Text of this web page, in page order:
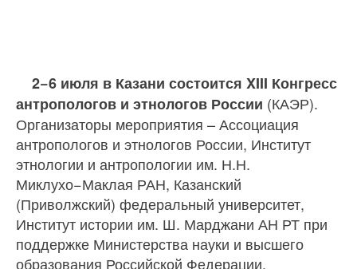
2−6 июля в Казани состоится XIII Конгресс
антропологов и этнологов России (КАЭР).
Организаторы мероприятия – Ассоциация
антропологов и этнологов России, Институт
этнологии и антропологии им. Н.Н.
Миклухо−Маклая РАН, Казанский
(Приволжский) федеральный университет,
Институт истории им. Ш. Марджани АН РТ при
поддержке Министерства науки и высшего
образования Российской Федерации,